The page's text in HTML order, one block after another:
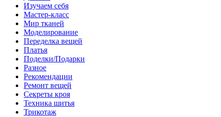
Изучаем себя
Мастер-класс
Мир тканей
Моделирование
Переделка вещей
Платья
Поделки/Подарки
Разное
Рекомендации
Ремонт вещей
Секреты кроя
Техника шитья
Трикотаж